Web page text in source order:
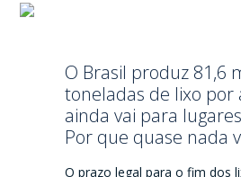
O Brasil produz 81,6
toneladas de lixo por
ainda vai para
Por que quase nada
O prazo legal para o fim dos